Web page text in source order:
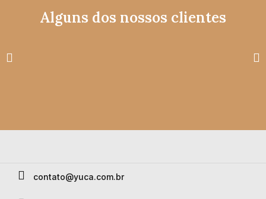
Alguns dos nossos clientes
contato@yuca.com​.br